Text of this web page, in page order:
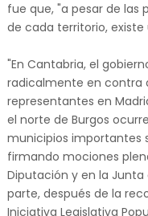
fue que, "a pesar de las
de cada territorio,
"En Cantabria, el
radicalmente en contra
representantes en
el norte de Burgos
municipios importantes
firmando mociones
Diputación y en la Junta
parte, después de la
Iniciativa Legislativa